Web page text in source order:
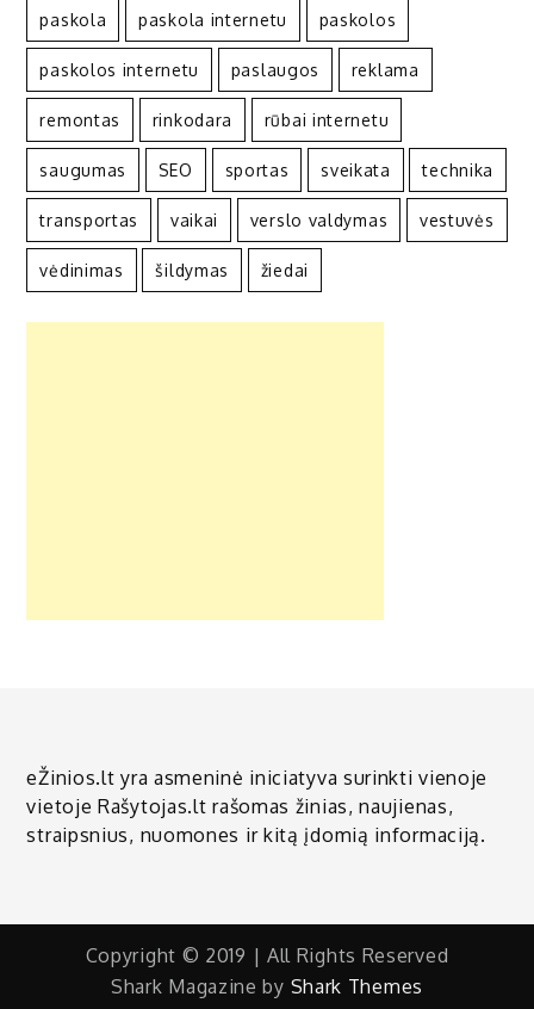
paskola paskola internetu paskolos
paskolos internetu paslaugos reklama
remontas rinkodara rūbai internetu
saugumas SEO sportas sveikata technika
transportas vaikai verslo valdymas vestuvės
vėdinimas šildymas žiedai
eŽinios.lt yra asmeninė iniciatyva surinkti vienoje
vietoje Rašytojas.lt rašomas žinias, naujienas,
straipsnius, nuomones ir kitą įdomią informaciją.
Copyright © 2019 | All Rights Reserved
Shark Magazine by Shark Themes